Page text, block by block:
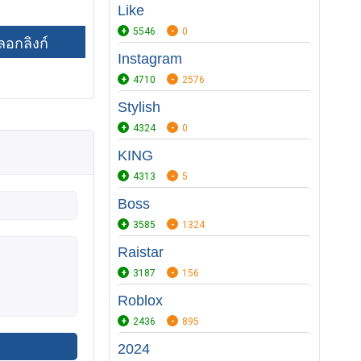
Like
5546 0
Instagram
4710 2576
Stylish
4324 0
KING
4313 5
Boss
3585 1324
Raistar
3187 156
Roblox
2436 895
2024